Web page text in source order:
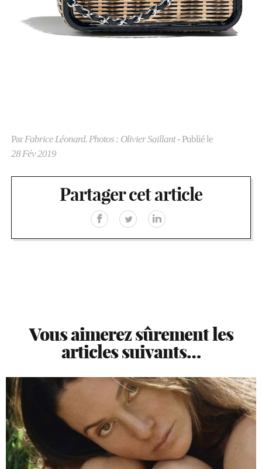
ParFabrice Léonard. Photos : Olivier Saillant- Publié le
28 Fév 2019
Partager cet article
Vous aimerez sûrement les
articles suivants…